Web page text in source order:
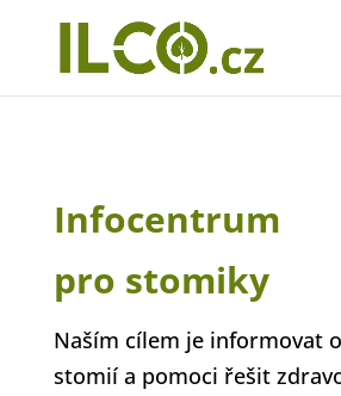
Infocentrum
pro stomiky
Naším cílem je informovat
stomií a pomoci řešit